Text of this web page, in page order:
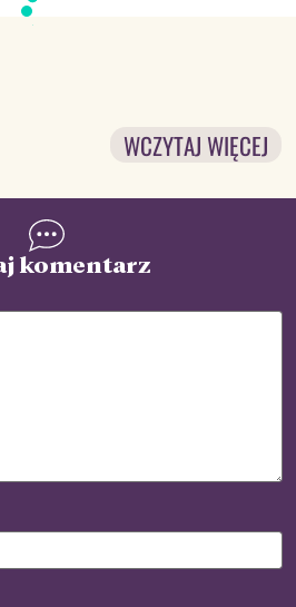
WCZYTAJ WIĘCEJ
komentarz